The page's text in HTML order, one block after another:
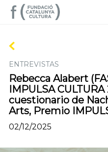
ENTREVISTAS
Rebecca Alabert
IMPULSA
cuestionario de
Arts, Premio
02/12/2025